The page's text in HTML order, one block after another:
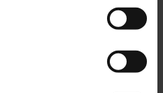
alstromerioiden ja